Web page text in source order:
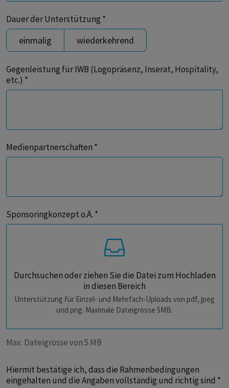
Dauer der Unterstützung *
einmalig wiederkehrend
Gegenleistung für IWB (Logopräsenz, Inserat, Hospitality,
etc.) *
Medienpartnerschaften *
Sponsoringkonzept o.Ä. *
Durchsuchen oder ziehen Sie die Datei zum Hochladen
in diesen Bereich
Unterstützung für Einzel- und Mehrfach-Uploads von pdf, jpeg
und png. Maximale Dateigrösse 5MB.
Max. Dateigrösse von 5 MB
Hiermit bestätige ich, dass die Rahmenbedingungen
eingehalten und die Angaben vollständig und richtig sind *